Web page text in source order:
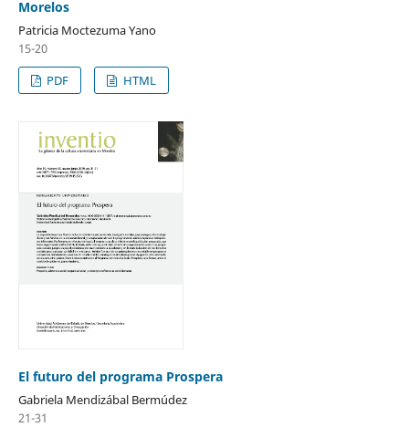
Morelos
Patricia Moctezuma Yano
15-20
PDF
HTML
El futuro del programa Prospera
Gabriela Mendizábal Bermúdez
21-31